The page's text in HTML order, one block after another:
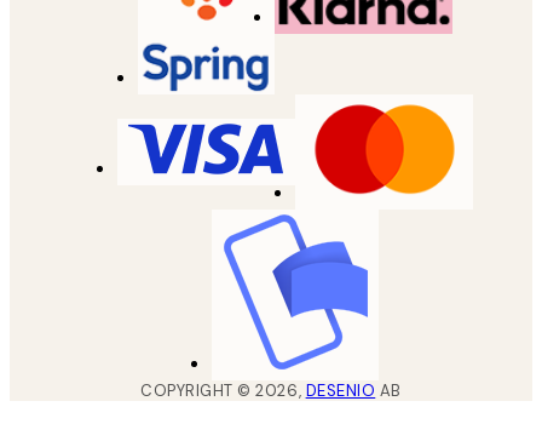
COPYRIGHT ©2026, DESENIO AB